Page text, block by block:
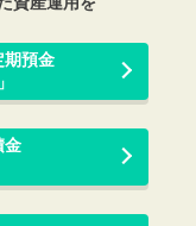
期預金
金